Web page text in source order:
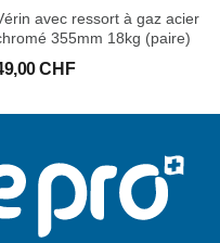
avec ressort à gaz acier
355mm 18kg (paire)
CHF